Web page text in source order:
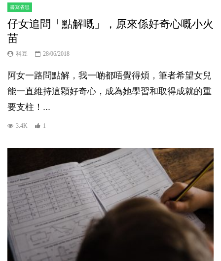
書寫省思
仔女追問「點解嘅」，原來係好奇心嘅小火
苗
科豆 28/06/2018
阿女一路問點解，我一啲都唔覺得煩，筆者希望女兒
能一直維持這顆好奇心，成為她學習和取得成就的重
要支柱！...
3.4K 1